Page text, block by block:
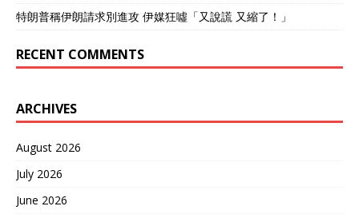
特朗普稱伊朗請求別進攻 伊媒狂噓「又說謊 又縮了！」
RECENT COMMENTS
ARCHIVES
August 2026
July 2026
June 2026